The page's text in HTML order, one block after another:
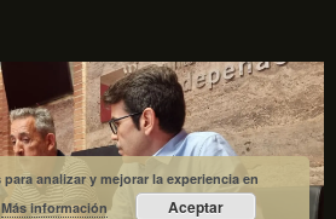
analizar y mejorar la experiencia en
Más información Aceptar